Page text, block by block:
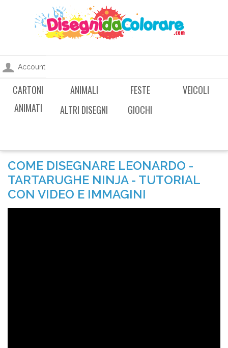
Account
CARTONI
ANIMATI
ANIMALI FESTE
VEICOLI
ALTRI DISEGNI
GIOCHI
COME DISEGNARE LEONARDO -
TARTARUGHE NINJA - TUTORIAL
CON VIDEO E IMMAGINI